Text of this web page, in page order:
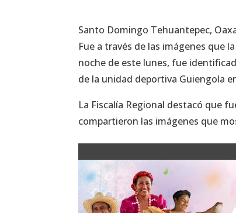
Santo Domingo Tehuantepec,
Fue a través de las imágenes que
noche de este lunes, fue
de la unidad deportiva Guiengola
La Fiscalía Regional destacó que
compartieron las imágenes que